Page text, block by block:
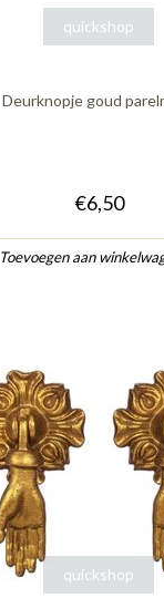
quickshop
Deurknopje goud
€6,50
Toevoegen aan
quickshop